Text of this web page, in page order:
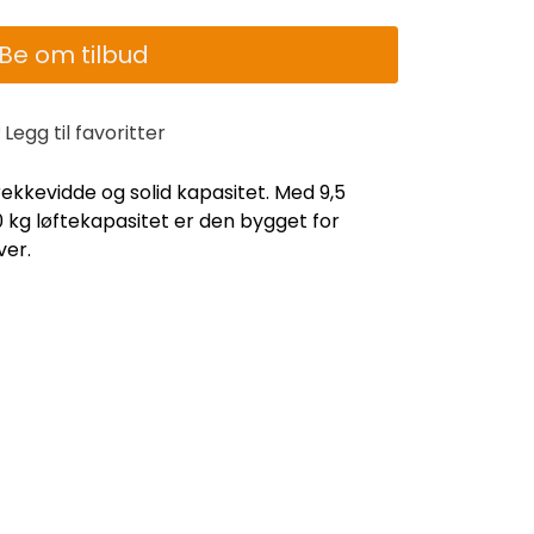
Be om tilbud
Legg til favoritter
og solid kapasitet. Med 9,5
kg løftekapasitet er den bygget for